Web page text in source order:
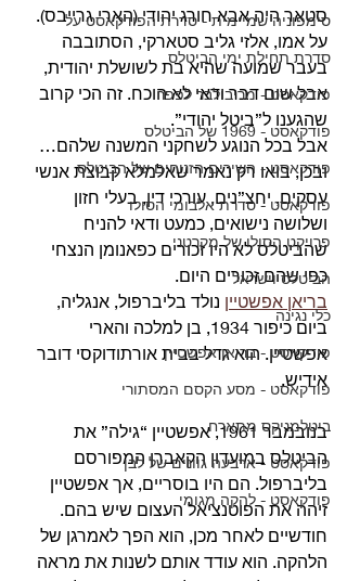
סימפוניה שמיימית - סדרת הפודקאסט על
סדרת תחילת ימי הביטלס
פודקאסט - מריבולבר לפפר
פודקאסט - 1969 של הביטלס
פודקאסט - השירים הזנוחים של הביטלס
פודקאסט - סדרת אלבומי הסולו
פרויקט הסולו של מקרטני
הביטלס וישראל
כלי נגינה
פודקאסט - בריאן אפשטיין
פודקאסט - מסע הקסם המסתורי
ביטלמניקס מתארח
פודקאסט - ארבעה גוונים של לבן
פודקאסט - להקה מגומי
סטאר היה אבא חורג יהודי (הארי גרייבס).
על אמו, אלזי גליב סטארקי, הסתובבה
בעבר שמועה שהיא בת לשושלת יהודית,
אבל שום דבר ודאי לא הוכח. זה הכי קרוב
שהגענו ל”ביטל יהודי”.
אבל בכל הנוגע לשחקני המשנה שלהם…
ובכן, בואו רק נאמר שאלמלא קבוצת אנשי
עסקים, יחצ”נים, עורכי דין, בעלי חזון
ושלושה נישואים, כמעט ודאי להניח
שהביטלס לא היו זכורים כפאנומן הנצחי
כפי שהם זכורים היום.
בריאן אפשטיין נולד בליברפול, אנגליה,
ביום כיפור 1934, בן למלכה והארי
אפשטיין. הוא גדל בבית אורתודוקסי דובר
אידיש.
בנובמבר 1961, אפשטיין “גילה” את
הביטלס במועדון הקאברן המפורסם
בליברפול. הם היו בוסריים, אך אפשטיין
זיהה את הפוטנציאל העצום שיש בהם.
חודשיים לאחר מכן, הוא הפך לאמרגן של
הלהקה. הוא עודד אותם לשנות את מראה